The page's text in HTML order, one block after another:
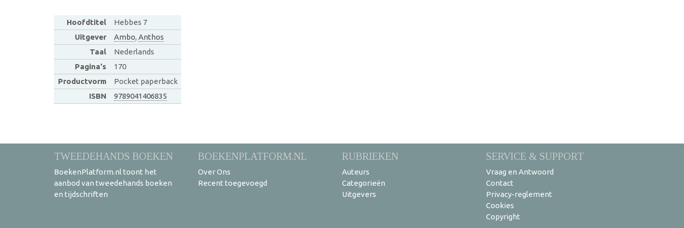
Hoofdtitel
Hebbes 7
Uitgever
Ambo, Anthos
Taal
Nederlands
Pagina's
170
Productvorm
Pocket paperback
ISBN
9789041406835
TWEEDEHANDS BOEKEN
BoekenPlatform.nl toont het
aanbod van tweedehands boeken
en tijdschriften
BOEKENPLATFORM.NL
Over Ons
Recent toegevoegd
RUBRIEKEN
Auteurs
Categorieën
Uitgevers
SERVICE & SUPPORT
Vraag en Antwoord
Contact
Privacy-reglement
Cookies
Copyright